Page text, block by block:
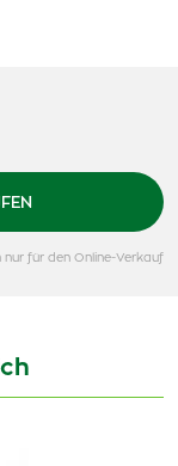
nur für den Online-Verkauf